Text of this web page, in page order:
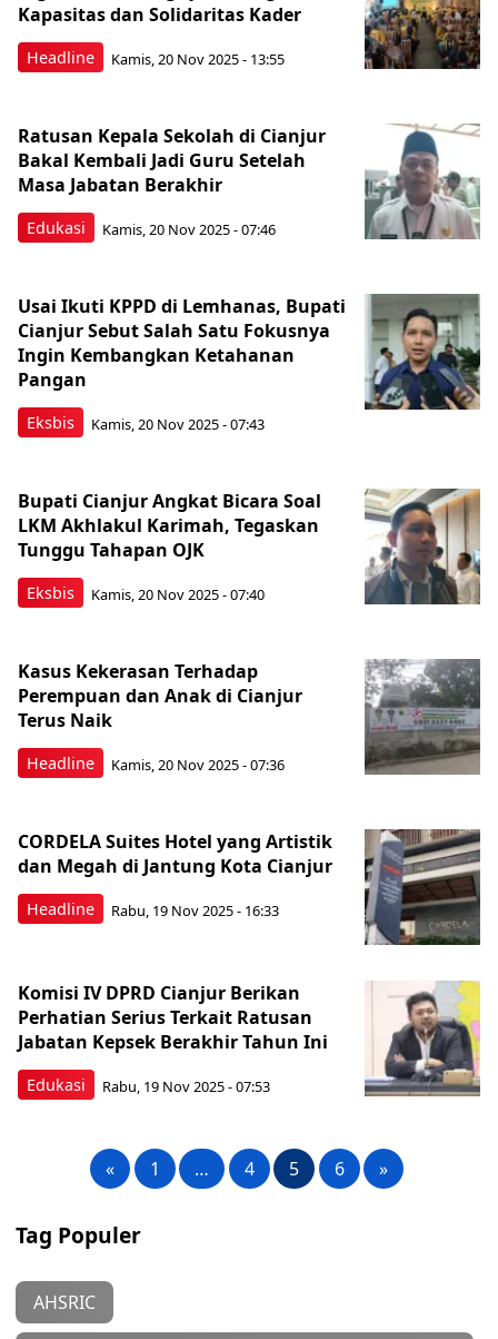
Headline
Kapasitas dan Solidaritas Kader
Kamis, 20 Nov 2025 - 13:55
Edukasi
Ratusan Kepala Sekolah di Cianjur
Bakal Kembali Jadi Guru Setelah
Masa Jabatan Berakhir
Kamis, 20 Nov 2025 - 07:46
Eksbis
Usai Ikuti KPPD di Lemhanas, Bupati
Cianjur Sebut Salah Satu Fokusnya
Ingin Kembangkan Ketahanan
Pangan
Kamis, 20 Nov 2025 - 07:43
Eksbis
Bupati Cianjur Angkat Bicara Soal
LKM Akhlakul Karimah, Tegaskan
Tunggu Tahapan OJK
Kamis, 20 Nov 2025 - 07:40
Headline
Kasus Kekerasan Terhadap
Perempuan dan Anak di Cianjur
Terus Naik
Kamis, 20 Nov 2025 - 07:36
Headline
CORDELA Suites Hotel yang Artistik
dan Megah di Jantung Kota Cianjur
Rabu, 19 Nov 2025 - 16:33
Edukasi
Komisi IV DPRD Cianjur Berikan
Perhatian Serius Terkait Ratusan
Jabatan Kepsek Berakhir Tahun Ini
Rabu, 19 Nov 2025 - 07:53
« 1 … 4 5 6 »
Tag Populer
AHSRIC